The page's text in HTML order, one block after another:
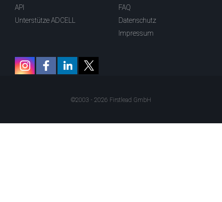
API
Unterstütze ADCELL
FAQ
Datenschutz
Impressum
©2003 - 2026 Firstlead GmbH